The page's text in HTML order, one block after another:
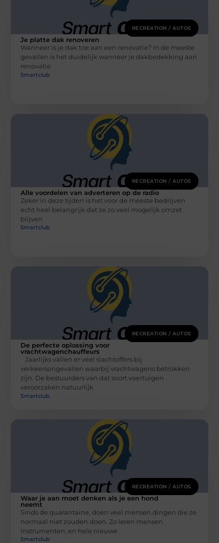
RECREATION / AUTOS
Je platte dak renoveren
Wanneer is je dak toe aan een renovatie? In de meeste
gevallen is het duidelijk wanneer je dakbedekking aan
renovatie
Smartclub
RECREATION / AUTOS
Alle voordelen van adverteren op de radio
Zeker in deze tijden is het voor de meeste bedrijven
echt heel belangrijk dat ze zo veel mogelijk omzet
blijven
Smartclub
RECREATION / AUTOS
De perfecte oplossing voor
vrachtwagenchauffeurs
Jaarlijks vallen er veel slachtoffers bij
verkeersongevallen waarbij vrachtwagens betrokken
zijn. De bestuurders van dat soort voertuigen
veroorzaken natuurlijk
Smartclub
RECREATION / AUTOS
Waar je aan moet denken als je een hond
neemt
Sinds de quarantaine, doen veel mensen dingen die ze
normaal niet zouden doen. Zo leren mensen
instrumenten, en hele nieuwe
Smartclub